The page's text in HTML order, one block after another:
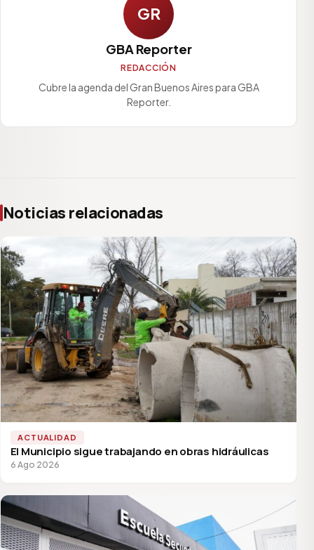
GR
GBA Reporter
REDACCIÓN
Cubre la agenda del Gran Buenos Aires para GBA
Reporter.
Noticias relacionadas
ACTUALIDAD
El Municipio sigue trabajando en obras hidráulicas
6 Ago 2026